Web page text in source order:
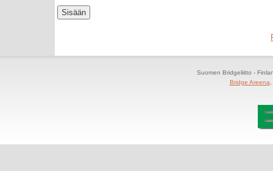
Suomen Bridgeliitto -
Bridge Areena